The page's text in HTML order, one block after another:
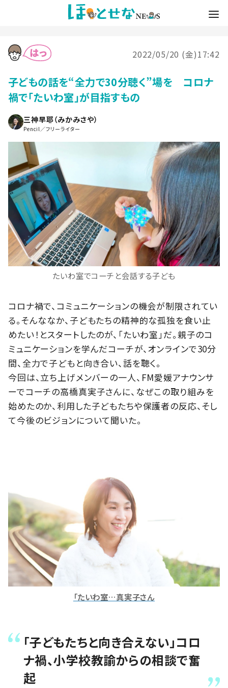
2022/05/20 (金)17:42
子どもの話を“全力で30分聴く”場を コロナ
禍で「たいわ室」が目指すもの
三神早耶（みかみさや）
Pencil／フリーライター
たいわ室でコーチと会話する子ども
コロナ禍で、コミュニケーションの機会が制限されてい
る。そんななか、子どもたちの精神的な孤独を食い止
めたい！とスタートしたのが、「たいわ室」だ。親子のコ
ミュニケーションを学んだコーチが、オンラインで30分
間、全力で子どもと向き合い、話を聴く。
今回は、立ち上げメンバーの一人、FM愛媛アナウンサ
ーでコーチの高橋真実子さんに、なぜこの取り組みを
始めたのか、利用した子どもたちや保護者の反応、そし
て今後のビジョンについて聞いた。
「たいわ室…真実子さん
「子どもたちと向き合えない」コロ
ナ禍、小学校教諭からの相談で奮
起